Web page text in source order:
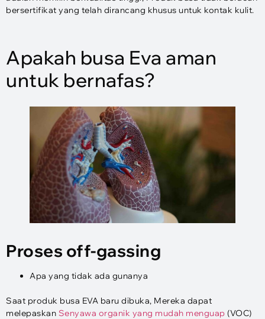
bersertifikat yang telah dirancang khusus untuk kontak kulit.
Apakah busa Eva aman
untuk bernafas?
Proses off-gassing
Apa yang tidak ada gunanya
Saat produk busa EVA baru dibuka, Mereka dapat
melepaskan Senyawa organik yang mudah menguap (VOC)